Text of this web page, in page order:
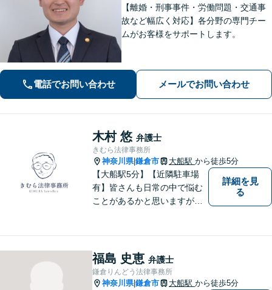
【離婚・刑事事件・労働問題・交通事
故など幅広く対応】各分野の専門チー
ムがお客様をサポートします。
電話でお問い合わせ メールでお問い合わせ
木村 悠 弁護士
きむら法律事務所
神奈川県|鎌倉市 大船駅 から徒歩5分
【大船駅5分】【近隣駐車場
有】皆さんも日常の中で悩む
ことがあるかと思いますが、
方々により良い法律サービス
を届けていきたいと思いま
す。 ぜひご相談ください。
詳細を見
る
福島 史恵 弁護士
鎌倉りんどう法律事務所
神奈川県|鎌倉市 大船駅 から徒歩5分